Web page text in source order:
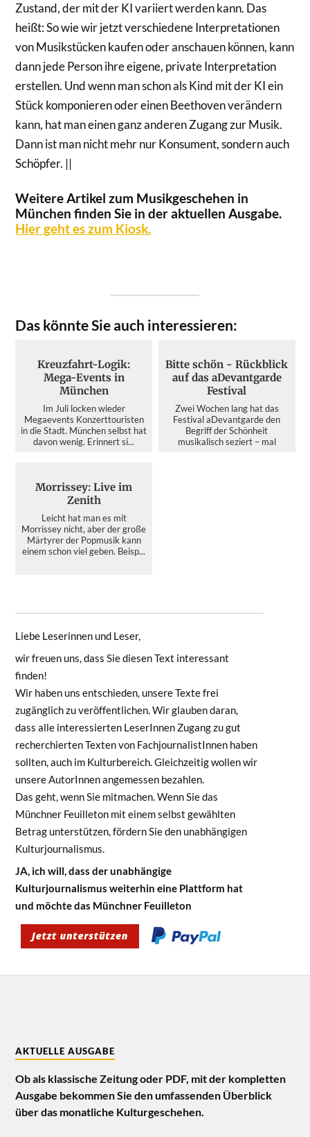
Zustand, der mit der KI variiert werden kann. Das
heißt: So wie wir jetzt verschiedene Interpretationen
von Musikstücken kaufen oder anschauen können, kann
dann jede Person ihre eigene, private Interpretation
erstellen. Und wenn man schon als Kind mit der KI ein
Stück komponieren oder einen Beethoven verändern
kann, hat man einen ganz anderen Zugang zur Musik.
Dann ist man nicht mehr nur Konsument, sondern auch
Schöpfer. ||
Weitere Artikel zum Musikgeschehen in
München finden Sie in der aktuellen Ausgabe.
Hier geht es zum Kiosk.
Das könnte Sie auch interessieren:
Kreuzfahrt-Logik:
Mega-Events in
München
Im Juli locken wieder
Megaevents Konzerttouristen
in die Stadt. München selbst hat
davon wenig. Erinnert si...
Bitte schön - Rückblick
auf das aDevantgarde
Festival
Zwei Wochen lang hat das
Festival aDevantgarde den
Begriff der Schönheit
musikalisch seziert – mal
Morrissey: Live im
Zenith
Leicht hat man es mit
Morrissey nicht, aber der große
Märtyrer der Popmusik kann
einem schon viel geben. Beisp...
Liebe Leserinnen und Leser,
wir freuen uns, dass Sie diesen Text interessant
finden!
Wir haben uns entschieden, unsere Texte frei
zugänglich zu veröffentlichen. Wir glauben daran,
dass alle interessierten LeserInnen Zugang zu gut
recherchierten Texten von FachjournalistInnen haben
sollten, auch im Kulturbereich. Gleichzeitig wollen wir
unsere AutorInnen angemessen bezahlen.
Das geht, wenn Sie mitmachen. Wenn Sie das
Münchner Feuilleton mit einem selbst gewählten
Betrag unterstützen, fördern Sie den unabhängigen
Kulturjournalismus.
JA, ich will, dass der unabhängige
Kulturjournalismus weiterhin eine Plattform hat
und möchte das Münchner Feuilleton
AKTUELLE AUSGABE
Ob als klassische Zeitung oder PDF, mit der kompletten
Ausgabe bekommen Sie den umfassenden Überblick
über das monatliche Kulturgeschehen.